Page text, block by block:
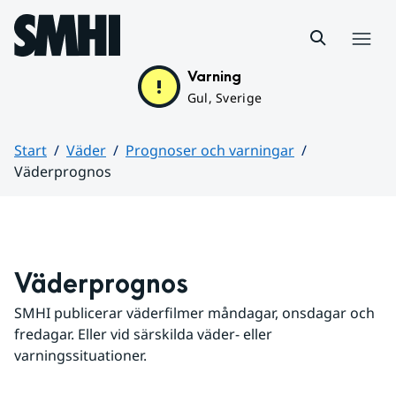
Hoppa till sidans innehåll
Varning
Gul, Sverige
Start Väder
Prognoser och varningar
Väderprognos
Väderprognos
SMHI publicerar väderfilmer måndagar, onsdagar och
fredagar. Eller vid särskilda väder- eller
varningssituationer.